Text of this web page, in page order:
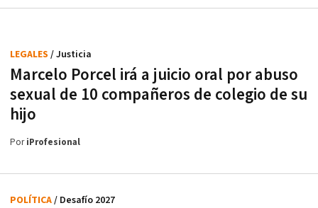
Marcelo Porcel irá a juicio oral por abuso
sexual de 10 compañeros de colegio de su
hijo
LEGALES / Justicia
PoriProfesional
POLÍTICA/ Desafío 2027